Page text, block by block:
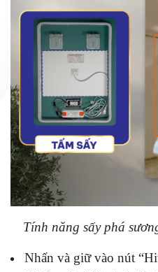
Tính năng sấy phá
Nhấn và giữ vào nút